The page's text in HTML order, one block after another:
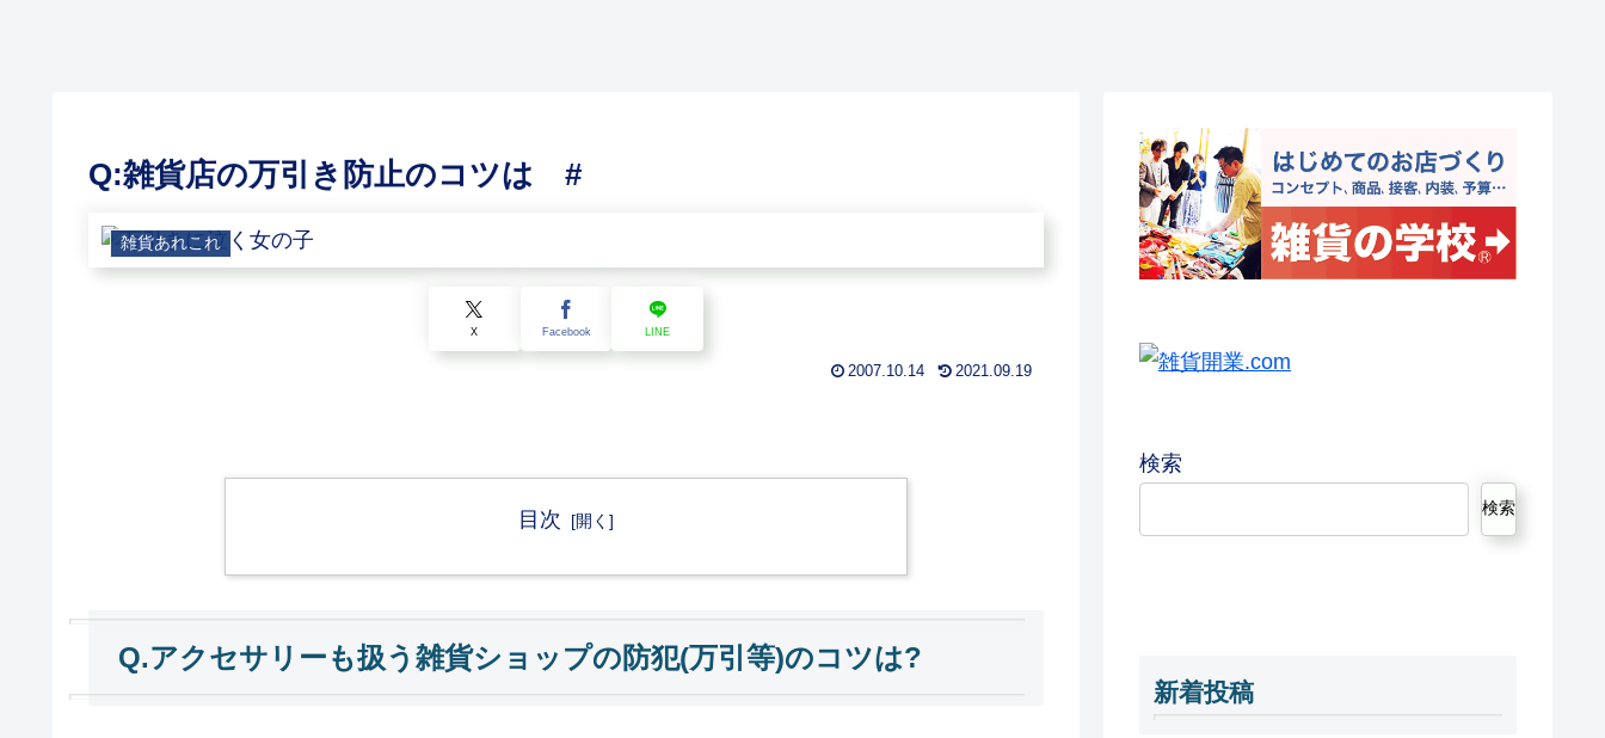
Q:雑貨店の万引き防止のコツは #
雑貨あれこれ
X Facebook LINE
2007.10.14 2021.09.19
目次
Q.アクセサリーも扱う雑貨ショップの防犯(万引等)のコツは?
検索
検索
新着投稿